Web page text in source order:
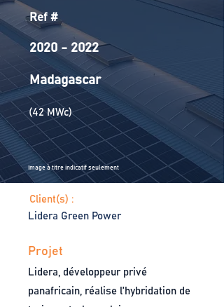
Ref #
2020 - 2022
Madagascar
(42 MWc)
Image à titre indicatif seulement
Client(s) :
Lidera Green Power
Projet
Lidera, développeur privé
panafricain, réalise l’hybridation de